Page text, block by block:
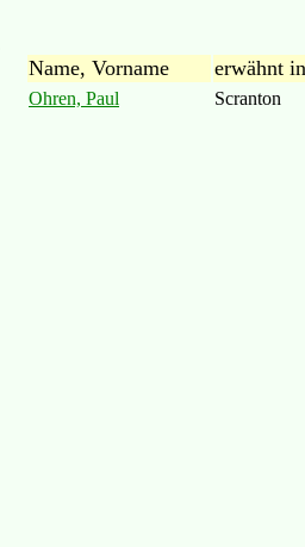
Name, Vorname erwähnt in
Ohren, Paul Scranton